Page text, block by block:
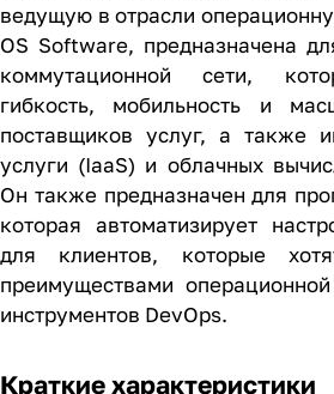
ведущую в отрасли
OS Software, предназначена
коммутационной сети,
гибкость, мобильность и
поставщиков услуг, а также
услуги (IaaS) и облачных
Он также предназначен для
которая автоматизирует
для клиентов, которые
преимуществами
инструментов DevOps.
Краткие характеристики